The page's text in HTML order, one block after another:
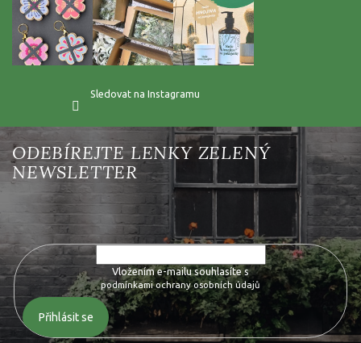
Sledovat na Instagramu
Vložte svůj e-mail a my vám budeme zasílat informace o nových
produktech na našem e-shopu.
Vložením e-mailu souhlasíte s
podmínkami ochrany osobních údajů
Přihlásit se